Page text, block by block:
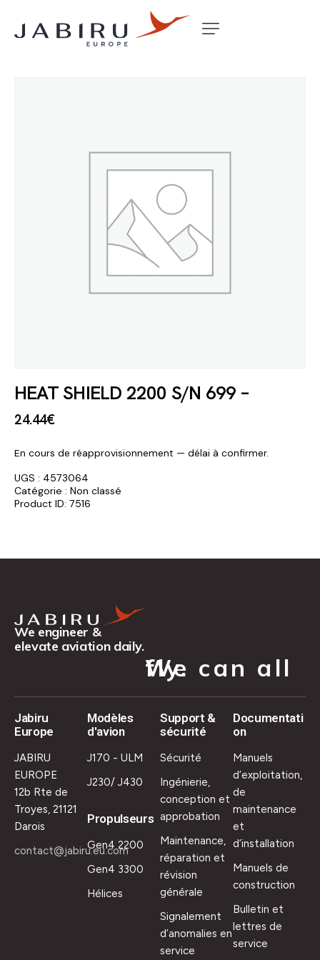
Accueil Non classé
HEAT SHIELD 2200 S/N 699 –
24.44€
En cours de réapprovisionnement — délai à confirmer.
UGS : 4573064
Catégorie : Non classé
Product ID: 7516
We engineer &
elevate aviation daily.
We can all fly.
Jabiru
Europe
JABIRU
EUROPE
12b Rte de
Troyes, 21121
Darois
contact@jabiru.eu.com
Modèles
d'avion
J170 - ULM
J230/ J430
Propulseurs
Gen4 2200
Gen4 3300
Hélices
Support &
sécurité
Sécurité
Ingénierie,
conception et
approbation
Maintenance,
réparation et
révision
générale
Signalement
d’anomalies en
service
Documentati
on
Manuels
d’exploitation,
de
maintenance
et
d’installation
Manuels de
construction
Bulletin et
lettres de
service